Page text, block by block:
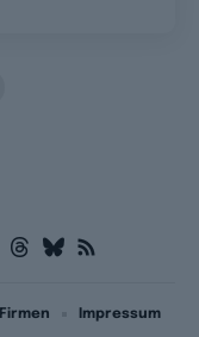
Firmen
Impressum